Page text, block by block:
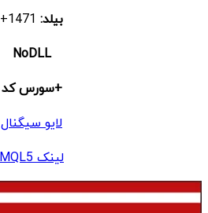
بیلد:
NoDLL
+سورس کد
لایو سیگنال
لینک MQL5